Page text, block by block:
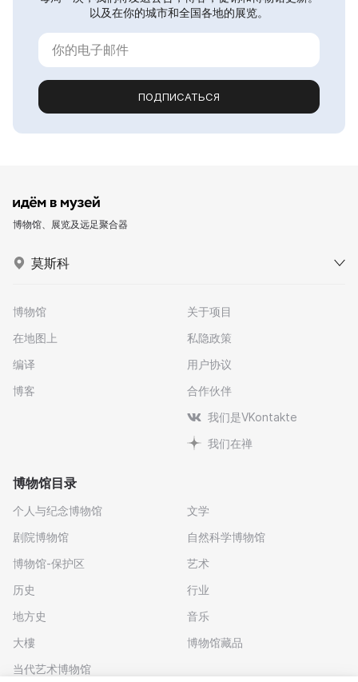
以及在你的城市和全国各地的展览。
ПОДПИСАТЬСЯ
博物馆、展览及远足聚合器
莫斯科
博物馆
在地图上
编译
博客
关于项目
私隐政策
用户协议
合作伙伴
我们是VKontakte
我们在禅
博物馆目录
个人与纪念博物馆
剧院博物馆
博物馆-保护区
历史
地方史
大樓
当代艺术博物馆
文学
自然科学博物馆
艺术
行业
音乐
博物馆藏品